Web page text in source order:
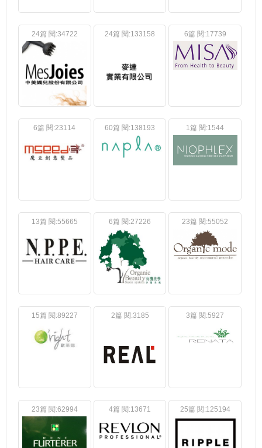
24篇 閱:34722 24篇 閱:133158 6篇 閱:17739
6篇 閱:23114 60篇 閱:138193 1篇 閱:1544
13篇 閱:55665 6篇 閱:27226 23篇 閱:55052
15篇 閱:89227 2篇 閱:3185 3篇 閱:5927
23篇 閱:62994 4篇 閱:13671 25篇 閱:125194